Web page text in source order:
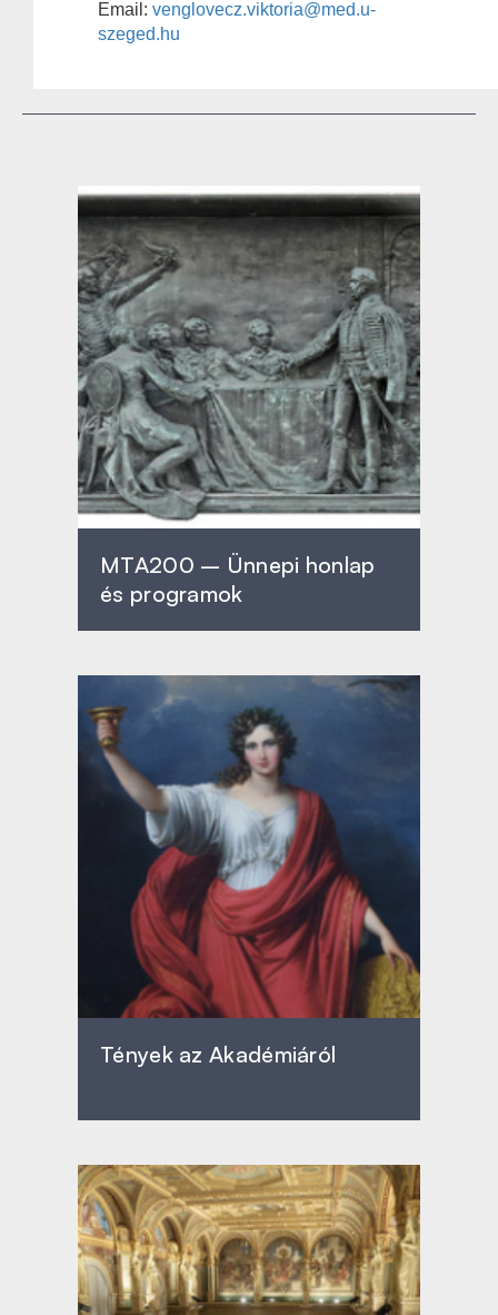
Email: venglovecz.viktoria@med.u-
szeged.hu
MTA200 – Ünnepi honlap
és programok
Tények az Akadémiáról